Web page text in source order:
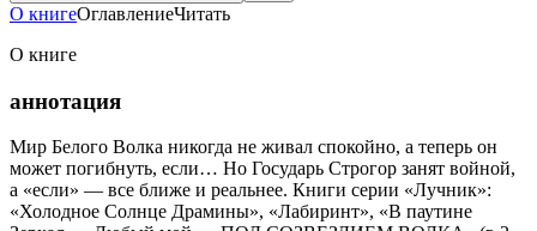
О книгеОглавлениеЧитать
О книге
аннотация
Мир Белого Волка никогда не живал спокойно, а теперь он
может погибнуть, если… Но Государь Строгор занят войной,
а «если» — все ближе и реальнее. Книги серии «Лучник»:
«Холодное Солнце Драмины», «Лабиринт», «В паутине